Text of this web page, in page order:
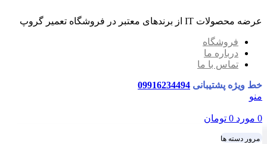
عرضه محصولات IT از برندهای معتبر در فروشگاه تعمیر گروپ
فروشگاه
درباره ما
تماس با ما
خط ویژه پشتیبانی 09916234494
منو
0 مورد 0 تومان
مرور دسته ها